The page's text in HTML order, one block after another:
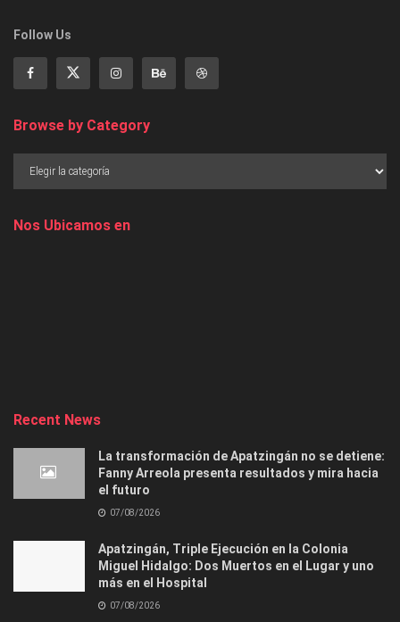
Follow Us
Browse by Category
Nos Ubicamos en
Recent News
La transformación de Apatzingán no se detiene:
Fanny Arreola presenta resultados y mira hacia
el futuro
07/08/2026
Apatzingán, Triple Ejecución en la Colonia
Miguel Hidalgo: Dos Muertos en el Lugar y uno
más en el Hospital
07/08/2026